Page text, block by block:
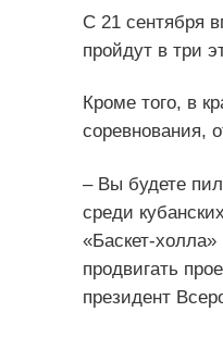
С 21 сентября
пройдут в три
Кроме того, в
соревнования,
– Вы будете
среди
«Баскет-
продвигать
президент